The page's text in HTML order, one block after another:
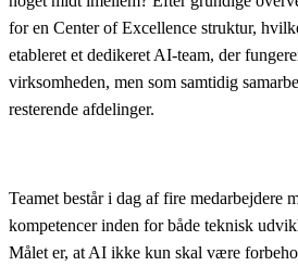
for en Center of Excellence struktur,
etableret et dedikeret AI-team, der
virksomheden, men som samtidig
resterende afdelinger.
Teamet består i dag af fire medarbejdere
kompetencer inden for både teknisk
Målet er, at AI ikke kun skal være